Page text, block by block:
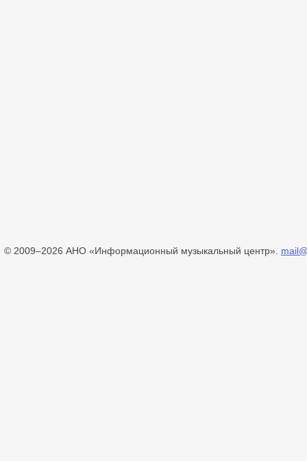
© 2009–2026 АНО «Информационный музыкальный центр».